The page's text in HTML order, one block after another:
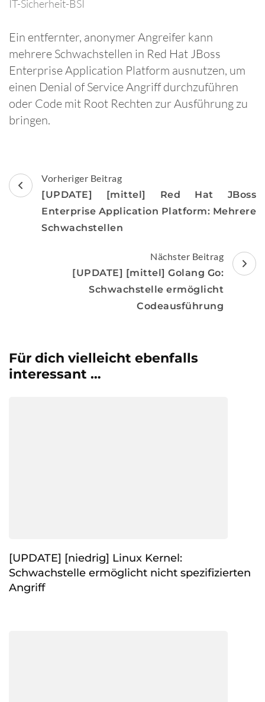
IT-Sicherheit-BSI
Ein entfernter, anonymer Angreifer kann
mehrere Schwachstellen in Red Hat JBoss
Enterprise Application Platform ausnutzen, um
einen Denial of Service Angriff durchzuführen
oder Code mit Root Rechten zur Ausführung zu
bringen.
Beitragsnavigation
Vorheriger Beitrag
[UPDATE] [mittel] Red Hat JBoss
Enterprise Application Platform: Mehrere
Schwachstellen
Nächster Beitrag
[UPDATE] [mittel] Golang Go:
Schwachstelle ermöglicht
Codeausführung
Für dich vielleicht ebenfalls
interessant …
[UPDATE] [niedrig] Linux Kernel:
Schwachstelle ermöglicht nicht spezifizierten
Angriff